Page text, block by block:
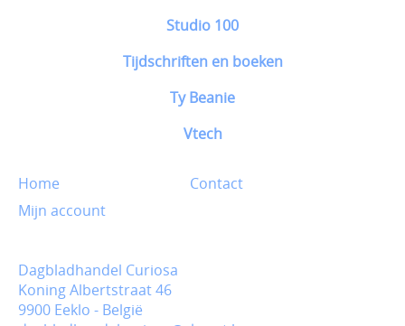
Studio 100
Tijdschriften en boeken
Ty Beanie
Vtech
Home
Contact
Mijn account
Dagbladhandel Curiosa
Koning Albertstraat 46
9900 Eeklo - België